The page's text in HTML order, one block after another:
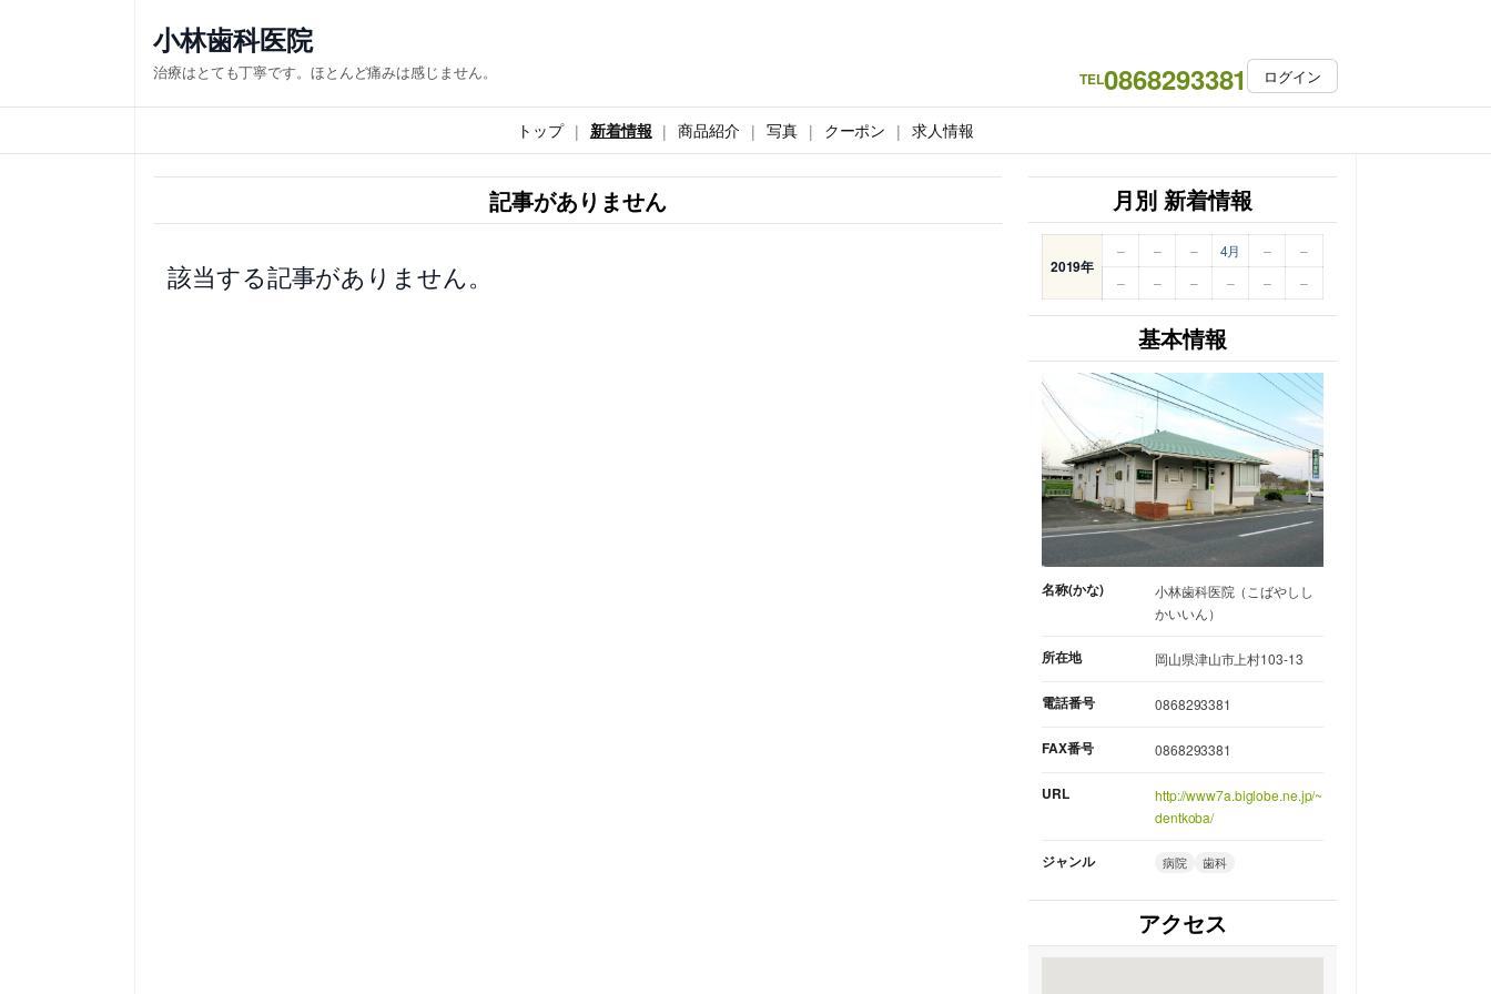
ス
キ
小林歯科医院
治療はとても丁寧です。ほとんど痛みは感じません。 TEL0868293381 ログイン
トップ 新着情報 商品紹介 写真 クーポン 求人情報
記事がありません
該当する記事がありません。
月別 新着情報
2019年
– – – 4月 –
–
–
– – – – –
基本情報
名称(かな)
小林歯科医院（こばやしし
かいいん）
所在地 岡山県津山市上村103-13
電話番号 0868293381
FAX番号 0868293381
URL
http://www7a.biglobe.ne.jp/~
dentkoba/
ジャンル 病院 歯科
アクセス